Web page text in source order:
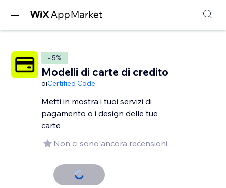
- 5%
Modelli di carte di credito
diCertified Code
Metti in mostra i tuoi servizi di
pagamento o i design delle tue
carte
Non ci sono ancora recensioni